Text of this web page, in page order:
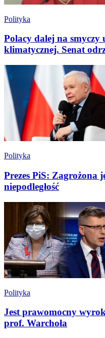
Polityka
Polacy dalej na
klimatycznej. Senat
Polityka
Prezes PiS: Zagrożona
niepodległość
Polityka
Jest prawomocny
prof. Warchoła